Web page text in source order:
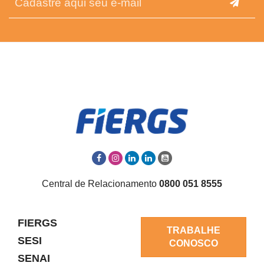
Central de Relacionamento 0800 051 8555
FIERGS
SESI
SENAI
TRABALHE
CONOSCO